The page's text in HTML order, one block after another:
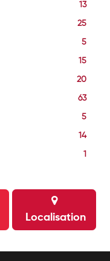
13
25
5
15
20
63
5
14
Localisation